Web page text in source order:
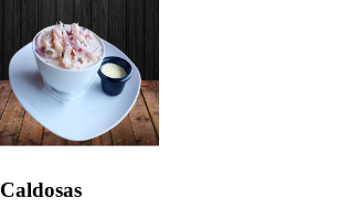
Caldosas